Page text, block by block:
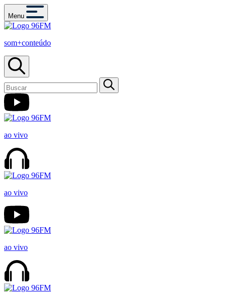
Menu
som+conteúdo
ao vivo
ao vivo
ao vivo